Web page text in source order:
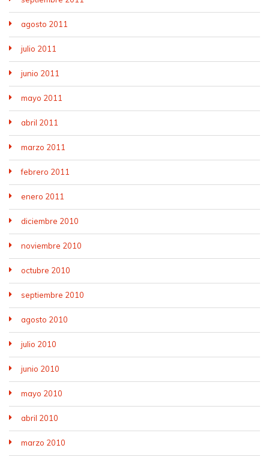
agosto 2011
julio 2011
junio 2011
mayo 2011
abril 2011
marzo 2011
febrero 2011
enero 2011
diciembre 2010
noviembre 2010
octubre 2010
septiembre 2010
agosto 2010
julio 2010
junio 2010
mayo 2010
abril 2010
marzo 2010